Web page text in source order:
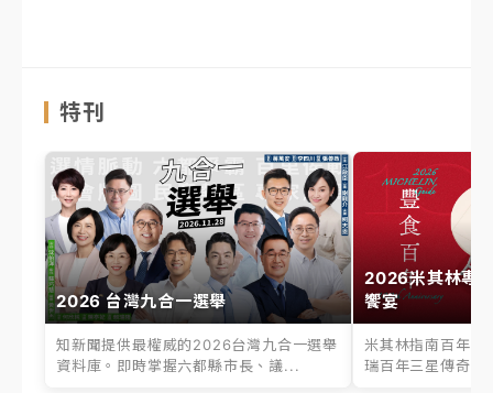
特刊
2026 台灣九合一選舉
知新聞提供最權威的2026台灣九合一選舉
資料庫。即時掌握六都縣市長、議...
2026米其林專
饗宴
米其林指南百年之
瑞百年三星傳奇、